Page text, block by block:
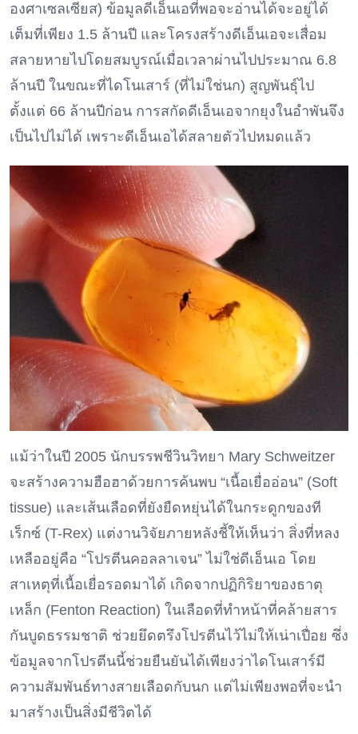
องศาเซลเซียส) ข้อมูลดีเอ็นเอที่พอจะอ่านได้จะอยู่ได้
เต็มที่เพียง 1.5 ล้านปี และโครงสร้างดีเอ็นเอจะเสื่อม
สลายหายไปโดยสมบูรณ์เมื่อเวลาผ่านไปประมาณ 6.8
ล้านปี ในขณะที่ไดโนเสาร์ (ที่ไม่ใช่นก) สูญพันธุ์ไป
ตั้งแต่ 66 ล้านปีก่อน การสกัดดีเอ็นเอจากยุงในอำพันจึง
เป็นไปไม่ได้ เพราะดีเอ็นเอได้สลายตัวไปหมดแล้ว
แม้ว่าในปี 2005 นักบรรพชีวินวิทยา Mary Schweitzer
จะสร้างความฮือฮาด้วยการค้นพบ “เนื้อเยื่ออ่อน” (Soft
tissue) และเส้นเลือดที่ยังยืดหยุ่นได้ในกระดูกของที
เร็กซ์ (T-Rex) แต่งานวิจัยภายหลังชี้ให้เห็นว่า สิ่งที่หลง
เหลืออยู่คือ “โปรตีนคอลลาเจน” ไม่ใช่ดีเอ็นเอ โดย
สาเหตุที่เนื้อเยื่อรอดมาได้ เกิดจากปฏิกิริยาของธาตุ
เหล็ก (Fenton Reaction) ในเลือดที่ทำหน้าที่คล้ายสาร
กันบูดธรรมชาติ ช่วยยึดตรึงโปรตีนไว้ไม่ให้เน่าเปื่อย ซึ่ง
ข้อมูลจากโปรตีนนี้ช่วยยืนยันได้เพียงว่าไดโนเสาร์มี
ความสัมพันธ์ทางสายเลือดกับนก แต่ไม่เพียงพอที่จะนำ
มาสร้างเป็นสิ่งมีชีวิตได้